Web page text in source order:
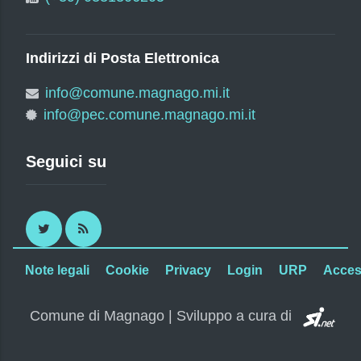
Indirizzi di Posta Elettronica
info@comune.magnago.mi.it
info@pec.comune.magnago.mi.it
Seguici su
Twitter RSS
Note legali Cookie Privacy Login URP
Comune di Magnago | Sviluppo a cura di